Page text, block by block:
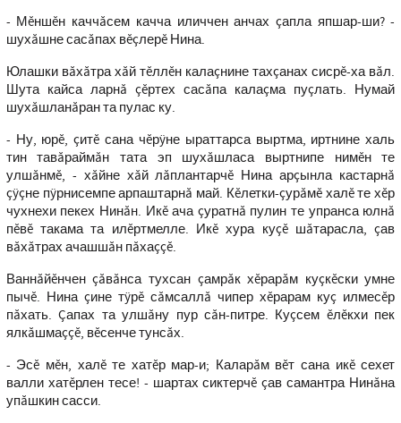
- Мĕншĕн каччăсем качча иличчен анчах çапла япшар-ши? -
шухăшне сасăпах вĕçлерĕ Нина.
Юлашки вăхăтра хăй тĕллĕн калаçнине тахçанах сисрĕ-ха вăл.
Шута кайса ларнă çĕртех сасăпа калаçма пуçлать. Нумай
шухăшланăран та пулас ку.
- Ну, юрĕ, çитĕ сана чĕрÿне ыраттарса выртма, иртнине халь
тин тавăраймăн тата эп шухăшласа выртнипе нимĕн те
улшăнмĕ, - хăйне хăй лăплантарчĕ Нина арçынла кастарнă
çÿçне пÿрнисемпе арпаштарнă май. Кĕлетки-çурăмĕ халĕ те хĕр
чухнехи пекех Нинăн. Икĕ ача çуратнă пулин те упранса юлнă
пĕвĕ такама та илĕртмелле. Икĕ хура куçĕ шăтарасла, çав
вăхăтрах ачашшăн пăхаççĕ.
Ваннăйĕнчен çăвăнса тухсан çамрăк хĕрарăм куçкĕски умне
пычĕ. Нина çине тÿрĕ сăмсаллă чипер хĕрарам куç илмесĕр
пăхать. Çапах та улшăну пур сăн-питре. Куçсем ĕлĕкхи пек
ялкăшмаççĕ, вĕсенче тунсăх.
- Эсĕ мĕн, халĕ те хатĕр мар-и; Каларăм вĕт сана икĕ сехет
валли хатĕрлен тесе! - шартах сиктерчĕ çав самантра Нинăна
упăшкин сасси.